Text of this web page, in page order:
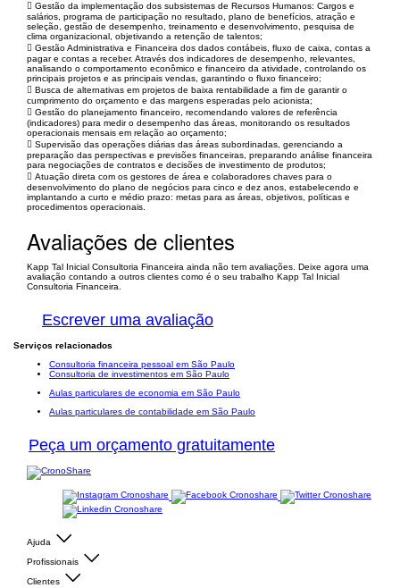
 Gestão da implementação dos subsistemas de Recursos Humanos: Cargos e
salários, programa de participação no resultado, plano de benefícios, atração e
seleção, gestão de desempenho, treinamento e desenvolvimento, pesquisa de
clima organizacional, objetivando a retenção de talentos;
 Gestão Administrativa e Financeira dos dados contábeis, fluxo de caixa, contas a
pagar e contas a receber. Através dos indicadores de desempenho, relevantes,
analisando o comportamento econômico e financeiro da atividade, controlando os
principais projetos e as principais vendas, garantindo o fluxo financeiro;
 Busca de alternativas em projetos de baixa rentabilidade a fim de garantir o
cumprimento do orçamento e das margens esperadas pelo acionista;
 Gestão do planejamento financeiro, recomendando valores de referência
(indicadores) para medir o desempenho das áreas, monitorando os resultados
operacionais mensais em relação ao orçamento;
 Supervisão das operações diárias das áreas subordinadas, gerenciando a
preparação das perspectivas e previsões financeiras, preparando análise financeira
para negociações de contratos e decisões de investimento de produtos;
 Atuação direta com os gestores de área e colaboradores chaves para o
desenvolvimento do plano de negócios para cinco e dez anos, estabelecendo e
implantando a curto e médio prazo: metas para as áreas, objetivos, políticas e
procedimentos operacionais.
Avaliações de clientes
Kapp Tal Inicial Consultoria Financeira ainda não tem avaliações. Deixe agora uma
avaliação contando a outros clientes como é o seu trabalho Kapp Tal Inicial
Consultoria Financeira.
Escrever uma avaliação
Serviços relacionados
Consultoria financeira pessoal em São Paulo
Consultoria de investimentos em São Paulo
Aulas particulares de economia em São Paulo
Aulas particulares de contabilidade em São Paulo
Peça um orçamento gratuitamente
Ajuda
Profissionais
Clientes